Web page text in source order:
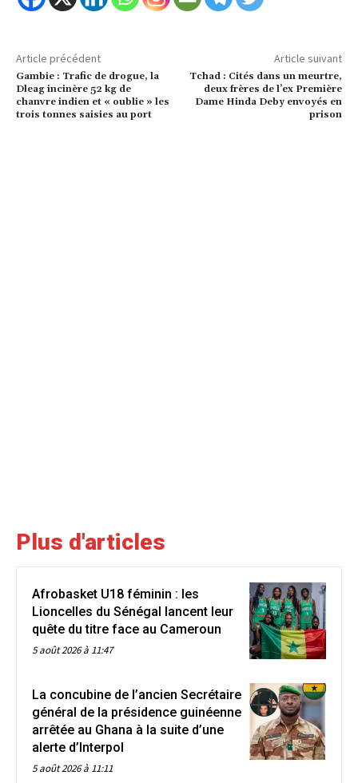
Article précédent
Gambie : Trafic de drogue, la
Dleag incinère 52 kg de
chanvre indien et « oublie » les
trois tonnes saisies au port
Article suivant
Tchad : Cités dans un meurtre,
deux frères de l’ex Première
Dame Hinda Deby envoyés en
prison
Plus d'articles
Afrobasket U18 féminin : les
Lioncelles du Sénégal lancent leur
quête du titre face au Cameroun
5 août 2026 à 11:47
La concubine de l’ancien Secrétaire
général de la présidence guinéenne
arrêtée au Ghana à la suite d’une
alerte d’Interpol
5 août 2026 à 11:11